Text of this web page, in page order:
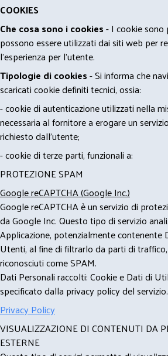
COOKIES
Che cosa sono i cookies- I cookie
possono essere utilizzati dai siti web per
l'esperienza per l'utente.
Tipologie di cookies- Si informa che
scaricati cookie definiti tecnici, ossia:
- cookie di autenticazione utilizzati nella
necessaria al fornitore a erogare un
richiesto dall'utente;
- cookie di terze parti, funzionali a:
PROTEZIONE SPAM
Google reCAPTCHA (Google Inc.)
Google reCAPTCHA è un servizio di
da Google Inc. Questo tipo di servizio
Applicazione, potenzialmente contenente
Utenti, al fine di filtrarlo da parti di
riconosciuti come SPAM.
Dati Personali raccolti: Cookie e Dati di
specificato dalla privacy policy del servizio.
Privacy Policy
VISUALIZZAZIONE DI CONTENUTI DA
ESTERNE